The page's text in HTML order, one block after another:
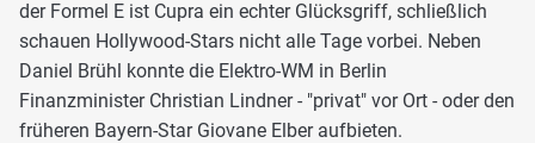
der Formel E ist Cupra ein echter Glücksgriff, schließlich
schauen Hollywood-Stars nicht alle Tage vorbei. Neben
Daniel Brühl konnte die Elektro-WM in Berlin
Finanzminister Christian Lindner - "privat" vor Ort - oder den
früheren Bayern-Star Giovane Elber aufbieten.